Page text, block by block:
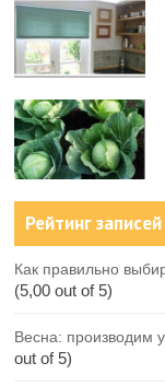
Рейтинг записей
Как правильно
(5,00 out of 5)
Весна: производим
out of 5)